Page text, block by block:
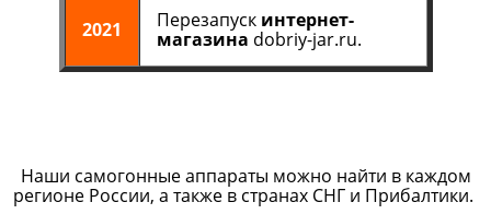
2021 Перезапуск интернет-
магазина dobriy-jar.ru.
Наши самогонные аппараты можно найти в каждом
регионе России, а также в странах СНГ и Прибалтики.